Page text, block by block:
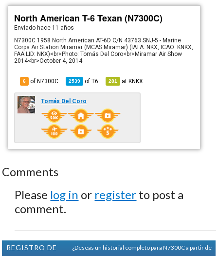
North American T-6 Texan (N7300C)
Enviado hace 11 años
N7300C 1958 North American AT-6D C/N 43763 SNJ-5 - Marine
Corps Air Station Miramar (MCAS Miramar) (IATA: NKX, ICAO: KNKX,
FAA LID: NKX)<br>Photo: Tomás Del Coro<br>Miramar Air Show
2014<br>October 4, 2014
6 of N7300C 2539 ofT6 281 atKNKX
Tomás Del Coro
Comments
Please log in or register to post a
comment.
REGISTRO DE
¿Deseas un historial completo para N7300C a partir de